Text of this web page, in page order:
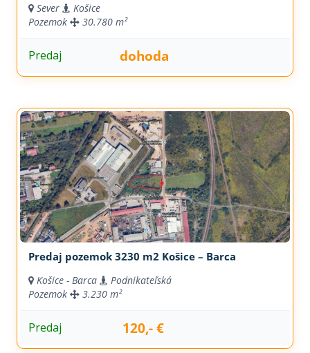
Sever
Košice
Pozemok
30.780 m²
Predaj dohoda
Predaj pozemok 3230 m2 Košice – Barca
Košice - Barca
Podnikateľská
Pozemok
3.230 m²
Predaj 120,- €